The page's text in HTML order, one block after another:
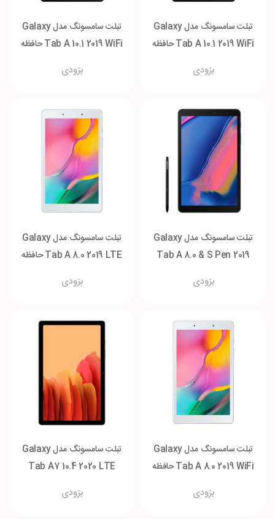
تبلت سامسونگ مدل Galaxy
Tab A 10.1 2019 WiFi حافظه
بزودی
تبلت سامسونگ مدل Galaxy
Tab A 10.1 2019 WiFi حافظه
بزودی
تبلت سامسونگ مدل Galaxy
Tab A 8.0 & S Pen 2019
بزودی
تبلت سامسونگ مدل Galaxy
Tab A 8.0 2019 LTE حافظه
بزودی
تبلت سامسونگ مدل Galaxy
Tab A 8.0 2019 WiFi حافظه
بزودی
تبلت سامسونگ مدل Galaxy
Tab A7 10.4 2020 LTE
بزودی